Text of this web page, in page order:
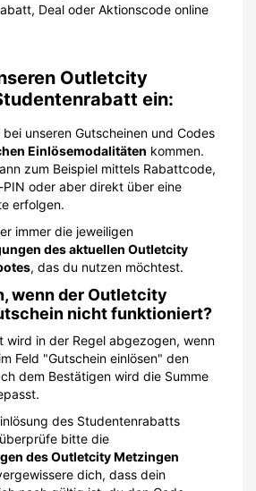
Deal oder Aktionscode online
Outletcity
ein:
unseren Gutscheinen und Codes
Einlösemodalitäten kommen.
zum Beispiel mittels Rabattcode,
PIN oder aber direkt über eine
erfolgen.
immer die jeweiligen
des aktuellen Outletcity
, das du nutzen möchtest.
wenn der Outletcity
nicht funktioniert?
wird in der Regel abgezogen, wenn
Feld "Gutschein einlösen" den
dem Bestätigen wird die Summe
des Studentenrabatts
bitte die
des Outletcity Metzingen
dich, dass dein